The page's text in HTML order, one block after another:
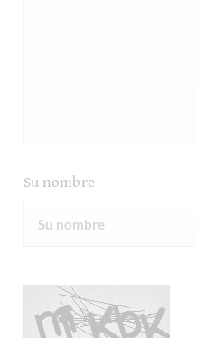
Su nombre